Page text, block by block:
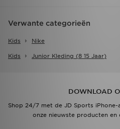
Verwante categorieën
Kids Nike
Kids Junior Kleding (8 15 Jaar)
DOWNLOAD
Shop 24/7 met de JD Sports
onze nieuwste producten en